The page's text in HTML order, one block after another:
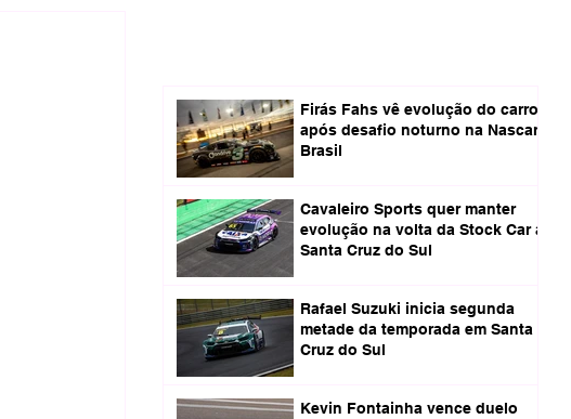
Firás Fahs vê evolução do carro
após desafio noturno na Nascar
Brasil
Cavaleiro Sports quer manter
evolução na volta da Stock Car a
Santa Cruz do Sul
Rafael Suzuki inicia segunda
metade da temporada em Santa
Cruz do Sul
Kevin Fontainha vence duelo